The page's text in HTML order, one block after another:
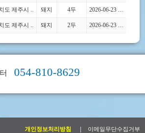
도 제주시 .. 돼지 4두 2026-06-23 (2026-06-23)
도 제주시 .. 돼지 2두 2026-06-23 (2026-06-23)
054-810-8629
개인정보처리방침
이메일무단수집거부